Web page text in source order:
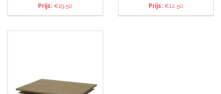
Prijs: €19.50 Prijs:€12.50